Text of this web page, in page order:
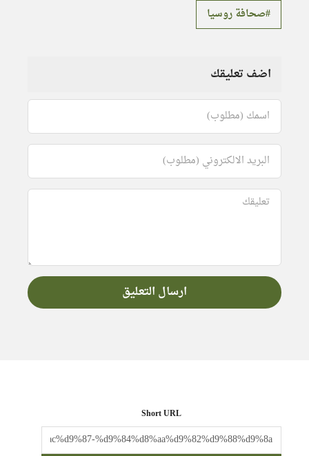
صحافة روسيا
اضف تعليقك
Short URL